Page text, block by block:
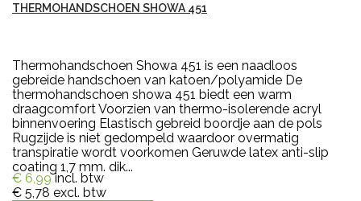
THERMOHANDSCHOEN SHOWA 451
Thermohandschoen Showa 451 is een naadloos
gebreide handschoen van katoen/polyamide De
thermohandschoen showa 451 biedt een warm
draagcomfort Voorzien van thermo-isolerende acryl
binnenvoering Elastisch gebreid boordje aan de pols
Rugzijde is niet gedompeld waardoor overmatig
transpiratie wordt voorkomen Geruwde latex anti-slip
coating 1,7 mm. dik...
€ 6,99 incl. btw
€ 5,78 excl. btw